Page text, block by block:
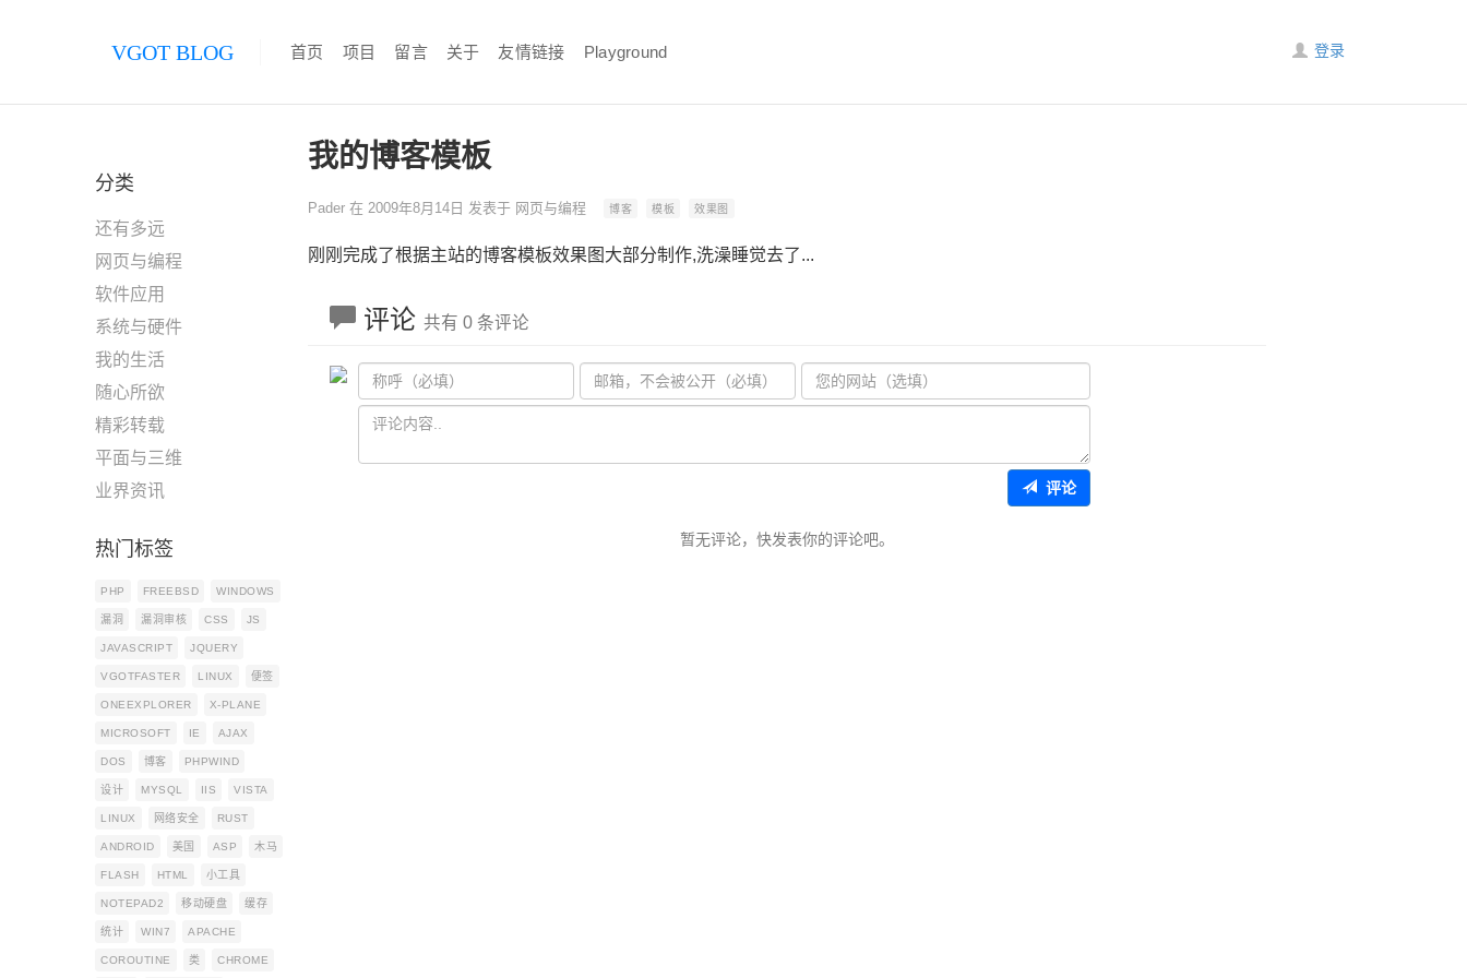
VGOT BLOG 首页 项目 留言 关于 友情链接 Playground 登录
分类
还有多远
网页与编程
软件应用
系统与硬件
我的生活
随心所欲
精彩转载
平面与三维
业界资讯
热门标签
PHP FREEBSD WINDOWS
漏洞 漏洞审核 CSS JS
JAVASCRIPT JQUERY
VGOTFASTER LINUX 便签
ONEEXPLORER X-PLANE
MICROSOFT IE AJAX
DOS 博客 PHPWIND
设计 MYSQL IIS VISTA
LINUX 网络安全 RUST
ANDROID 美国 ASP 木马
FLASH HTML 小工具
NOTEPAD2 移动硬盘 缓存
统计 WIN7 APACHE
COROUTINE 类 CHROME
我的博客模板
Pader 在 2009年8月14日 发表于 网页与编程 博客 模板 效果图
刚刚完成了根据主站的博客模板效果图大部分制作,洗澡睡觉去了...
评论 共有 0 条评论
评论
暂无评论，快发表你的评论吧。